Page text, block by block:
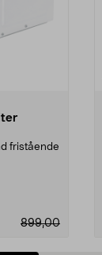
fristående
899,00